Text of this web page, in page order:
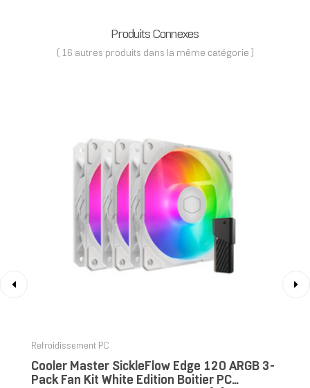
Produits Connexes
( 16 autres produits dans la même catégorie )
Refroidissement PC
Cooler Master SickleFlow Edge 120 ARGB 3-
Pack Fan Kit White Edition Boitier PC